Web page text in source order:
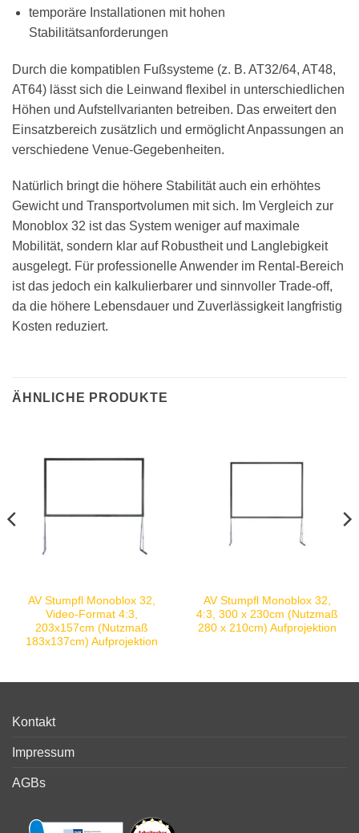
temporäre Installationen mit hohen
Stabilitätsanforderungen
Durch die kompatiblen Fußsysteme (z. B. AT32/64, AT48,
AT64) lässt sich die Leinwand flexibel in unterschiedlichen
Höhen und Aufstellvarianten betreiben. Das erweitert den
Einsatzbereich zusätzlich und ermöglicht Anpassungen an
verschiedene Venue-Gegebenheiten.
Natürlich bringt die höhere Stabilität auch ein erhöhtes
Gewicht und Transportvolumen mit sich. Im Vergleich zur
Monoblox 32 ist das System weniger auf maximale
Mobilität, sondern klar auf Robustheit und Langlebigkeit
ausgelegt. Für professionelle Anwender im Rental-Bereich
ist das jedoch ein kalkulierbarer und sinnvoller Trade-off,
da die höhere Lebensdauer und Zuverlässigkeit langfristig
Kosten reduziert.
ÄHNLICHE PRODUKTE
AV Stumpfl Monoblox 32,
Video-Format 4:3,
203x157cm (Nutzmaß
183x137cm) Aufprojektion
AV Stumpfl Monoblox 32,
4:3, 300 x 230cm (Nutzmaß
280 x 210cm) Aufprojektion
Kontakt
Impressum
AGBs